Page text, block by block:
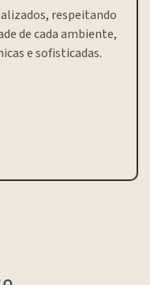
respeitando
de cada ambiente,
e sofisticadas.